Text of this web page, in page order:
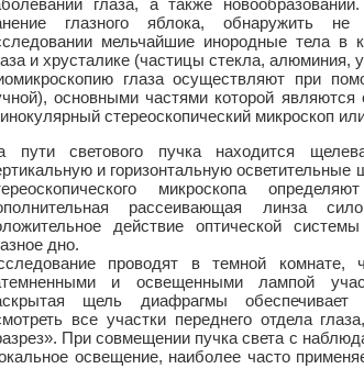
глаза, а также
глазного яблока, обнаружить не
мельчайшие инородные тела в
и хрусталике (частицы стекла, алюминия,
глаза осуществляют при
основными частями которой являются
стереоскопический микроскоп
пути светового пучка находится
и горизонтальную
микроскопа
рассеивающая линза
действие оптической
дно.
проводят в темной комнате,
и освещенными лампой
щель диафрагмы
все участки переднего отдела
При совмещении пучка света с
освещение, наиболее часто